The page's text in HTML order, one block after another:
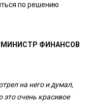
по решению
ФИНАНСОВ
на него и думал,
это очень красивое